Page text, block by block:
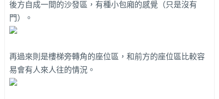
後方自成一間的沙發區，有種小包廂的感覺（只是沒有
門）。
再過來則是樓梯旁轉角的座位區，和前方的座位區比較容
易會有人來人往的情況。